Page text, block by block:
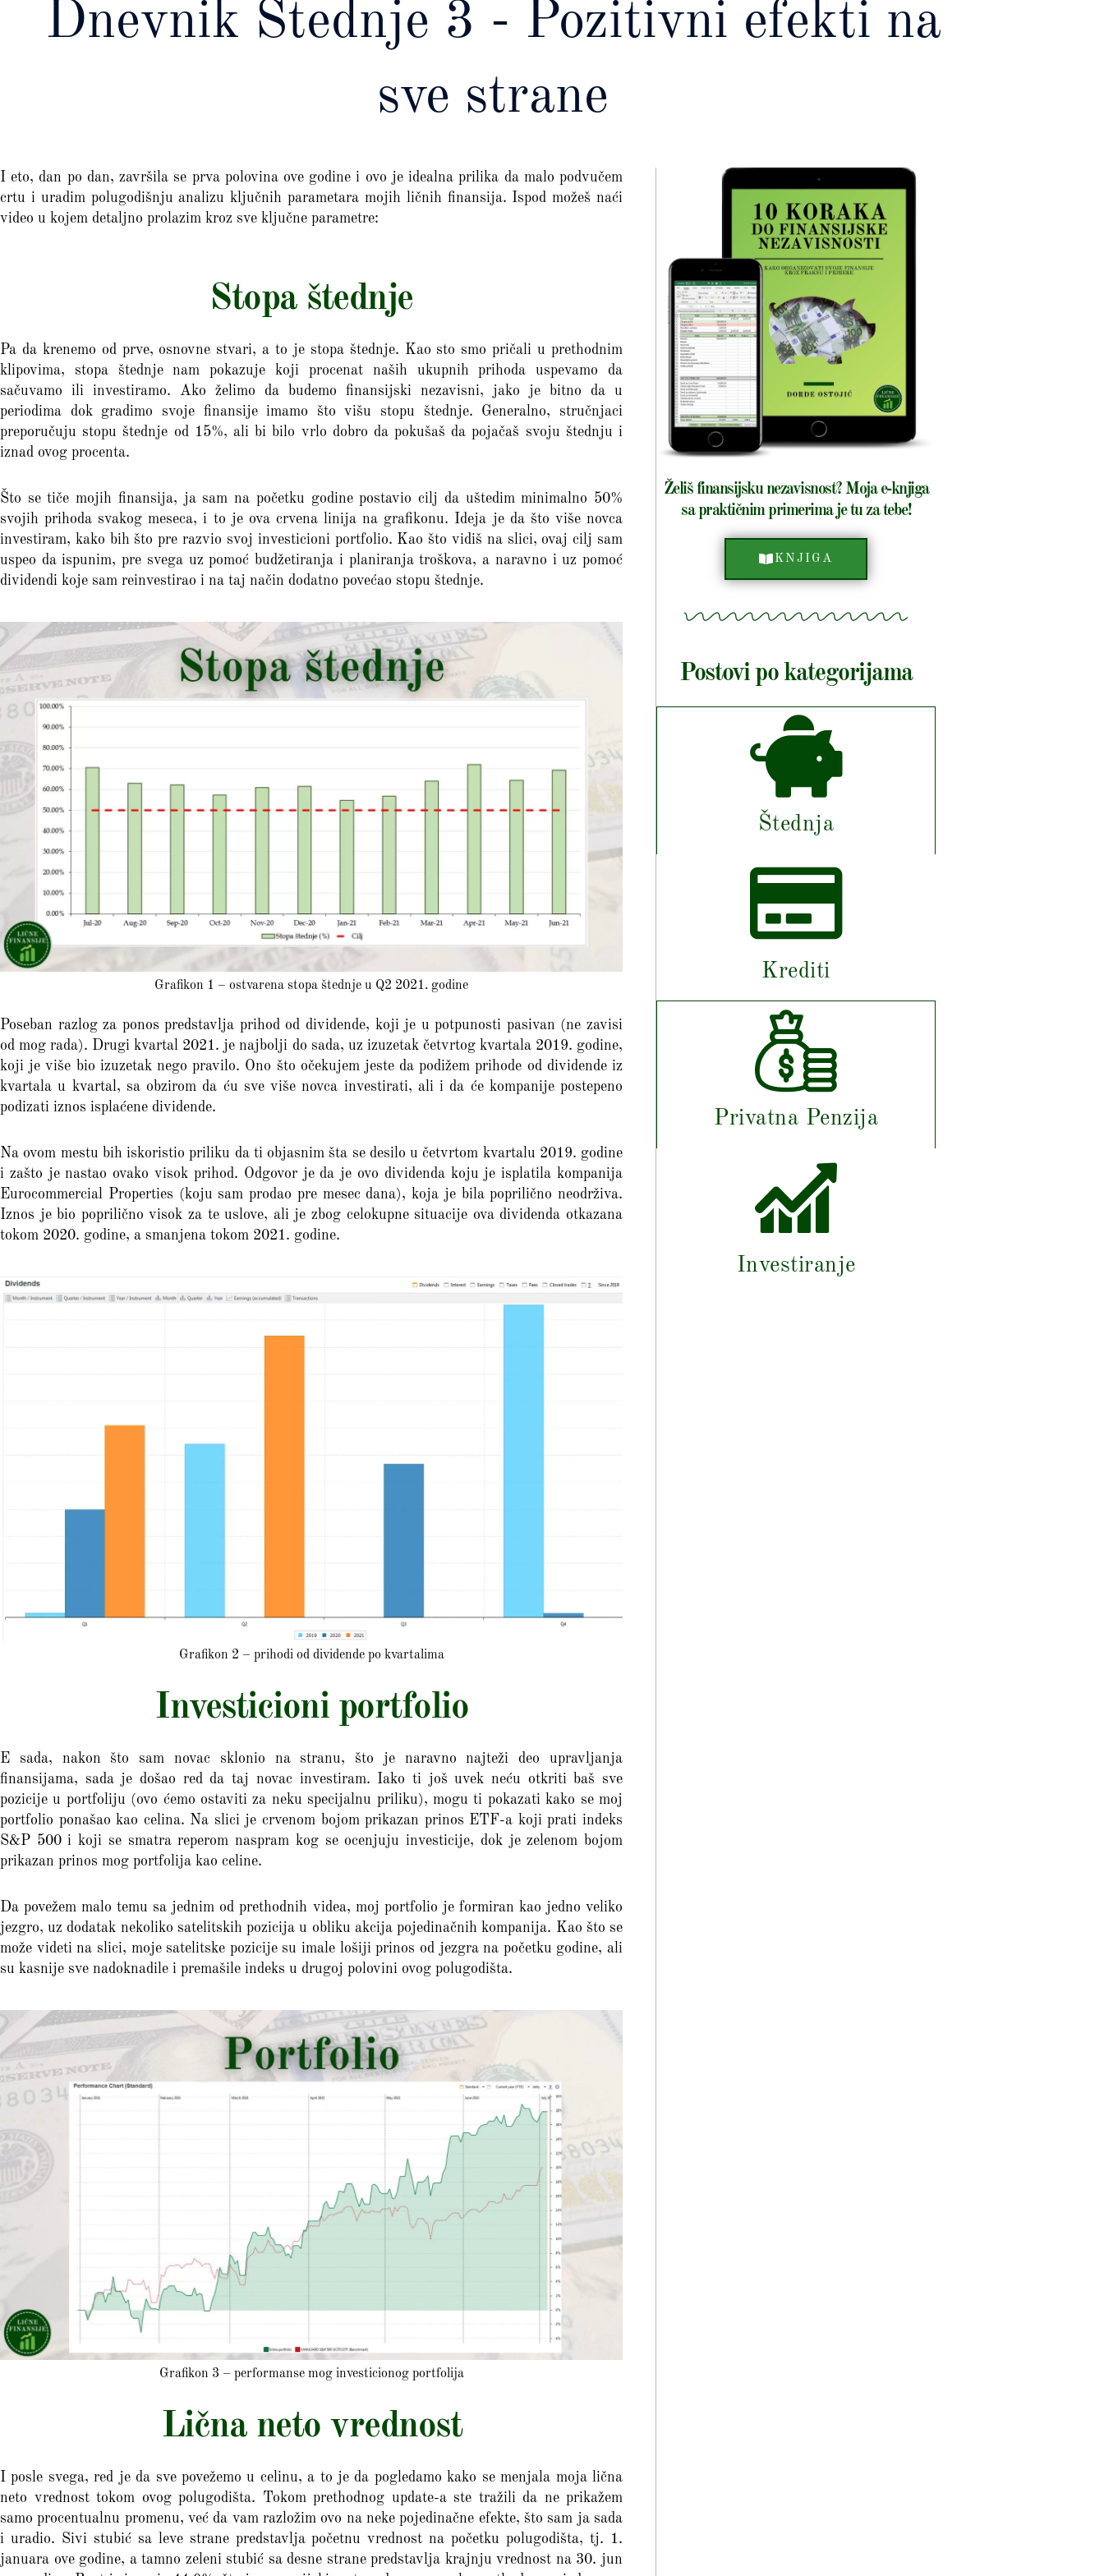
Dnevnik Štednje 3 - Pozitivni efekti na
sve strane
I eto, dan po dan, završila se prva polovina ove godine i ovo je idealna prilika da malo podvučem
crtu i uradim polugodišnju analizu ključnih parametara mojih ličnih finansija. Ispod možeš naći
video u kojem detaljno prolazim kroz sve ključne parametre:
Stopa štednje
Pa da krenemo od prve, osnovne stvari, a to je stopa štednje. Kao sto smo pričali u prethodnim
klipovima, stopa štednje nam pokazuje koji procenat naših ukupnih prihoda uspevamo da
sačuvamo ili investiramo. Ako želimo da budemo finansijski nezavisni, jako je bitno da u
periodima dok gradimo svoje finansije imamo što višu stopu štednje. Generalno, stručnjaci
preporučuju stopu štednje od 15%, ali bi bilo vrlo dobro da pokušaš da pojačaš svoju štednju i
iznad ovog procenta.
Što se tiče mojih finansija, ja sam na početku godine postavio cilj da uštedim minimalno 50%
svojih prihoda svakog meseca, i to je ova crvena linija na grafikonu. Ideja je da što više novca
investiram, kako bih što pre razvio svoj investicioni portfolio. Kao što vidiš na slici, ovaj cilj sam
uspeo da ispunim, pre svega uz pomoć budžetiranja i planiranja troškova, a naravno i uz pomoć
dividendi koje sam reinvestirao i na taj način dodatno povećao stopu štednje.
Grafikon 1 – ostvarena stopa štednje u Q2 2021. godine
Poseban razlog za ponos predstavlja prihod od dividende, koji je u potpunosti pasivan (ne zavisi
od mog rada). Drugi kvartal 2021. je najbolji do sada, uz izuzetak četvrtog kvartala 2019. godine,
koji je više bio izuzetak nego pravilo. Ono što očekujem jeste da podižem prihode od dividende iz
kvartala u kvartal, sa obzirom da ću sve više novca investirati, ali i da će kompanije postepeno
podizati iznos isplaćene dividende.
Na ovom mestu bih iskoristio priliku da ti objasnim šta se desilo u četvrtom kvartalu 2019. godine
i zašto je nastao ovako visok prihod. Odgovor je da je ovo dividenda koju je isplatila kompanija
Eurocommercial Properties (koju sam prodao pre mesec dana), koja je bila poprilično neodrživa.
Iznos je bio poprilično visok za te uslove, ali je zbog celokupne situacije ova dividenda otkazana
tokom 2020. godine, a smanjena tokom 2021. godine.
Grafikon 2 – prihodi od dividende po kvartalima
Investicioni portfolio
E sada, nakon što sam novac sklonio na stranu, što je naravno najteži deo upravljanja
finansijama, sada je došao red da taj novac investiram. Iako ti još uvek neću otkriti baš sve
pozicije u portfoliju (ovo ćemo ostaviti za neku specijalnu priliku), mogu ti pokazati kako se moj
portfolio ponašao kao celina. Na slici je crvenom bojom prikazan prinos ETF-a koji prati indeks
S&P 500 i koji se smatra reperom naspram kog se ocenjuju investicije, dok je zelenom bojom
prikazan prinos mog portfolija kao celine.
Da povežem malo temu sa jednim od prethodnih videa, moj portfolio je formiran kao jedno veliko
jezgro, uz dodatak nekoliko satelitskih pozicija u obliku akcija pojedinačnih kompanija. Kao što se
može videti na slici, moje satelitske pozicije su imale lošiji prinos od jezgra na početku godine, ali
su kasnije sve nadoknadile i premašile indeks u drugoj polovini ovog polugodišta.
Grafikon 3 – performanse mog investicionog portfolija
Lična neto vrednost
I posle svega, red je da sve povežemo u celinu, a to je da pogledamo kako se menjala moja lična
neto vrednost tokom ovog polugodišta. Tokom prethodnog update-a ste tražili da ne prikažem
samo procentualnu promenu, već da vam razložim ovo na neke pojedinačne efekte, što sam ja sada
i uradio. Sivi stubić sa leve strane predstavlja početnu vrednost na početku polugodišta, tj. 1.
januara ove godine, a tamno zeleni stubić sa desne strane predstavlja krajnju vrednost na 30. jun
Želiš finansijsku nezavisnost? Moja e-knjiga
sa praktičnim primerima je tu za tebe!
KNJIGA
Postovi po kategorijama
Štednja
Krediti
Privatna Penzija
Investiranje